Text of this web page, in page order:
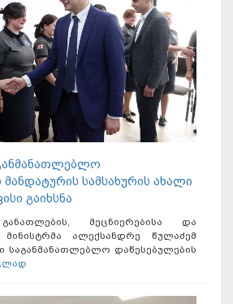
სამსახურის ახალი
გაიხსნა
მეცნიერებისა და
ალექსანდრე წულაძემ
საგანმანათლებლო დაწესებულების